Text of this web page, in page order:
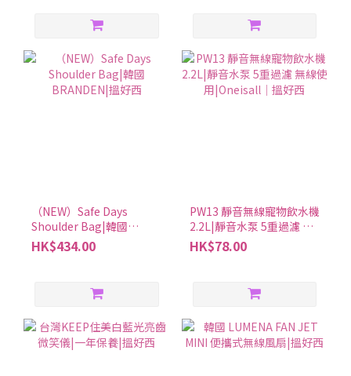
（NEW）Safe Days
Shoulder Bag|韓國
BRANDEN|搵好西
HK$434.00
PW13 靜音無線寵物飲水機
2.2L|靜音水泵 5重過濾 無
線使用|Oneisall│搵好西
HK$78.00